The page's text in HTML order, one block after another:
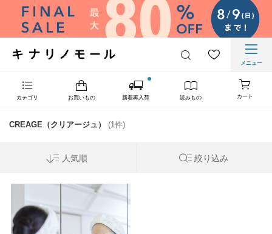
メニュー
カテゴリ お買いもの 新着再入荷 読みもの カート
CREAGE（クリアージュ） (1件)
人気順 絞り込み